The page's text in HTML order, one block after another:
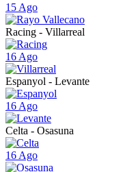
15 Ago
Racing - Villarreal
16 Ago
Espanyol - Levante
16 Ago
Celta - Osasuna
16 Ago